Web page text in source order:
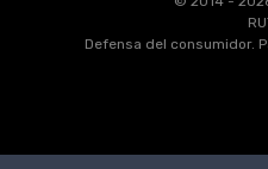
Defensa del consumidor.